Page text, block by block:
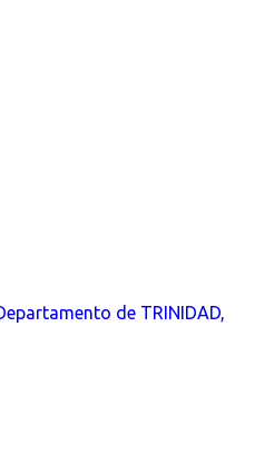
de TRINIDAD,